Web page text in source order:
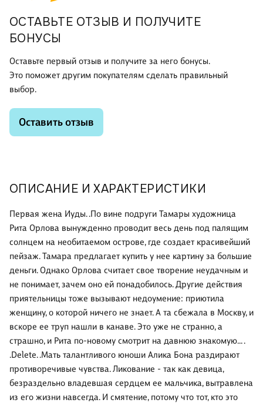
ОПИСАНИЕ И ХАРАКТЕРИСТИКИ
Первая жена Иуды. .По вине подруги Тамары художница
Рита Орлова вынужденно проводит весь день под палящим
солнцем на необитаемом острове, где создает красивейший
пейзаж. Тамара предлагает купить у нее картину за большие
деньги. Однако Орлова считает свое творение неудачным и
не понимает, зачем оно ей понадобилось. Другие действия
приятельницы тоже вызывают недоумение: приютила
женщину, о которой ничего не знает. А та сбежала в Москву, и
вскоре ее труп нашли в канаве. Это уже не странно, а
страшно, и Рита по-новому смотрит на давнюю знакомую… .
.Delete. .Мать талантливого юноши Алика Бона раздирают
противоречивые чувства. Ликование - так как девица,
безраздельно владевшая сердцем ее мальчика, вытравлена
из его жизни навсегда. И смятение, потому что тот, кто это
ОСТАВЬТЕ ОТЗЫВ И ПОЛУЧИТЕ
БОНУСЫ
Оставьте первый отзыв и получите за него бонусы.
Это поможет другим покупателям сделать правильный
выбор.
Оставить отзыв